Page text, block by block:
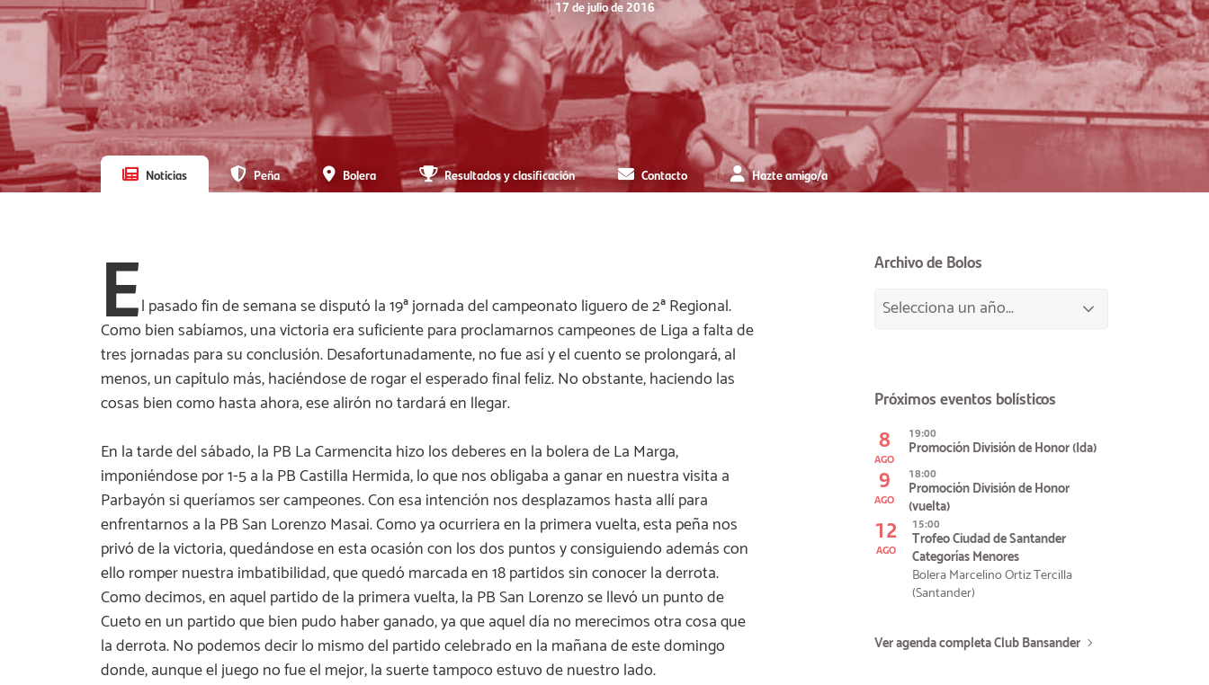
17 de julio de 2016
Noticias Peña Bolera Resultados y clasificación Contacto Hazte amigo/a
El pasado fin de semana se disputó la 19ª jornada del campeonato liguero de 2ª Regional.
Como bien sabíamos, una victoria era suficiente para proclamarnos campeones de Liga a falta de
tres jornadas para su conclusión. Desafortunadamente, no fue así y el cuento se prolongará, al
menos, un capítulo más, haciéndose de rogar el esperado final feliz. No obstante, haciendo las
cosas bien como hasta ahora, ese alirón no tardará en llegar.
En la tarde del sábado, la PB La Carmencita hizo los deberes en la bolera de La Marga,
imponiéndose por 1-5 a la PB Castilla Hermida, lo que nos obligaba a ganar en nuestra visita a
Parbayón si queríamos ser campeones. Con esa intención nos desplazamos hasta allí para
enfrentarnos a la PB San Lorenzo Masai. Como ya ocurriera en la primera vuelta, esta peña nos
privó de la victoria, quedándose en esta ocasión con los dos puntos y consiguiendo además con
ello romper nuestra imbatibilidad, que quedó marcada en 18 partidos sin conocer la derrota.
Como decimos, en aquel partido de la primera vuelta, la PB San Lorenzo se llevó un punto de
Cueto en un partido que bien pudo haber ganado, ya que aquel día no merecimos otra cosa que
la derrota. No podemos decir lo mismo del partido celebrado en la mañana de este domingo
donde, aunque el juego no fue el mejor, la suerte tampoco estuvo de nuestro lado.
Archivo de Bolos
Próximos eventos bolísticos
8
AGO
19:00
Promoción División de Honor (Ida)
9
AGO
18:00
Promoción División de Honor
(vuelta)
12
AGO
15:00
Trofeo Ciudad de Santander
Categorías Menores
Bolera Marcelino Ortiz Tercilla
(Santander)
Ver agenda completa Club Bansander